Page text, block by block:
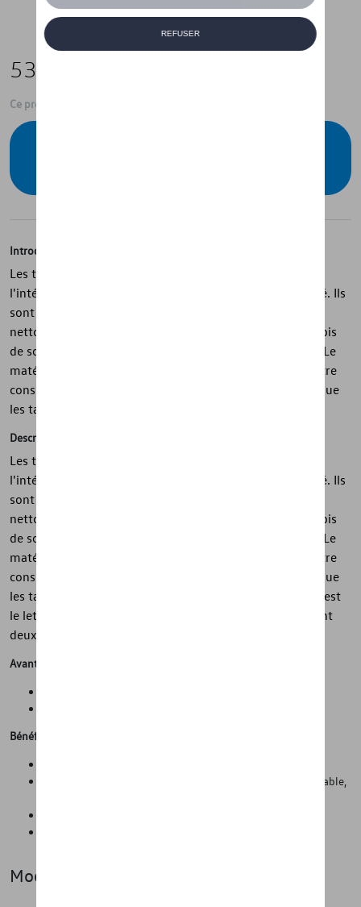
53,00 €
Ce produit n'est actuellement pas de stock
Introduction
Les tapis toutes saisons Volkswagen d'origine protègent
l'intérieur de votre véhicule contre la saleté et l'humidité. Ils
sont conçus pour s'adapter parfaitement, sont faciles à
nettoyer et ont un dessous antidérapant. De plus, les tapis
de sol sont 100% recyclables, très robustes et durables. Le
matériau permet aux véritables tapis toutes saisons d'être
considérablement plus légers et d'avoir moins d'odeur que
les tapis conventionnels.
Description
Les tapis toutes saisons Volkswagen d'origine protègent
l'intérieur de votre véhicule contre la saleté et l'humidité. Ils
sont conçus pour s'adapter parfaitement, sont faciles à
nettoyer et ont un dessous antidérapant. De plus, les tapis
de sol sont 100% recyclables, très robustes et durables. Le
matériau permet aux véritables tapis toutes saisons d'être
considérablement plus légers et d'avoir moins d'odeur que
les tapis conventionnels. Un point fort visuel particulier est
le lettrage intégré du véhicule. Chaque ensemble contient
deux tapis pour les pieds avant.
Avantages
Bénéfices
Protection contre les salissures telles que la poussière, le sable,
Modèle(s)